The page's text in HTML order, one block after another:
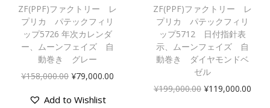
ZF(PPF)ファクトリー レ
プリカ パテックフィリ
ップ5726 年次カレンダ
ー、ムーンフェイズ 自
動巻き グレー
¥158,000.00 ¥79,000.00
Add to Wishlist
ZF(PPF)ファクトリー レ
プリカ パテックフィリ
ップ5712 日付指針表
示、ムーンフェイズ 自
動巻き ダイヤモンドベ
ゼル
¥199,000.00 ¥119,000.00